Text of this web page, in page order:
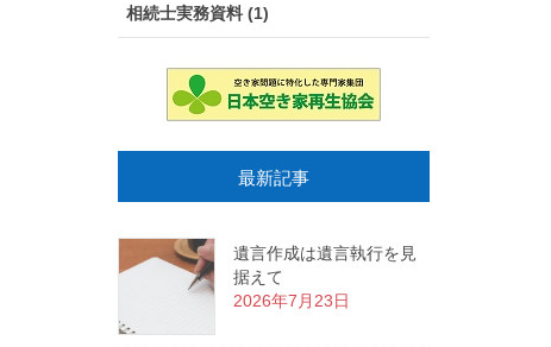
相続士実務資料 (1)
最新記事
遺言作成は遺言執行を見
据えて
2026年7月23日